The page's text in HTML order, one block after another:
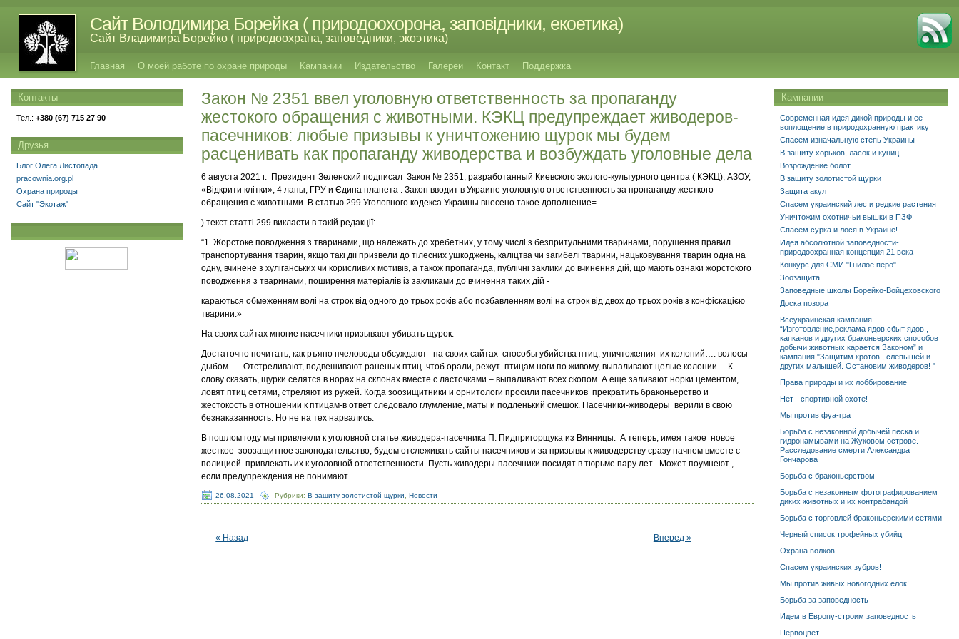
Сайт Володимира Борейка ( природоохорона, заповідники, екоетика)
Сайт Владимира Борейко ( природоохрана, заповедники, экоэтика)
Главная О моей работе по охране природы Кампании Издательство Галереи Контакт Поддержка
Закон № 2351 ввел уголовную ответственность за пропаганду
жестокого обращения с животными. КЭКЦ предупреждает живодеров-
пасечников: любые призывы к уничтожению щурок мы будем
расценивать как пропаганду живодерства и возбуждать уголовные дела
6 августа 2021 г. Президент Зеленский подписал Закон № 2351, разработанный Киевского эколого-культурного центра ( КЭКЦ), АЗОУ,
«Відкрити клітки», 4 лапы, ГРУ и Єдина планета . Закон вводит в Украине уголовную ответственность за пропаганду жесткого
обращения с животными. В статью 299 Уголовного кодекса Украины внесено такое дополнение=
) текст статті 299 викласти в такій редакції:
“1. Жорстоке поводження з тваринами, що належать до хребетних, у тому числі з безпритульними тваринами, порушення правил
транспортування тварин, якщо такі дії призвели до тілесних ушкоджень, каліцтва чи загибелі тварини, нацьковування тварин одна на
одну, вчинене з хуліганських чи корисливих мотивів, а також пропаганда, публічні заклики до вчинення дій, що мають ознаки жорстокого
поводження з тваринами, поширення матеріалів із закликами до вчинення таких дій -
караються обмеженням волі на строк від одного до трьох років або позбавленням волі на строк від двох до трьох років з конфіскацією
тварини.»
На своих сайтах многие пасечники призывают убивать щурок.
Достаточно почитать, как ръяно пчеловоды обсуждают на своих сайтах способы убийства птиц, уничтожения их колоний…. волосы
дыбом….. Отстреливают, подвешивают раненых птиц чтоб орали, режут птицам ноги по живому, выпаливают целые колонии… К
слову сказать, щурки селятся в норах на склонах вместе с ласточками – выпаливают всех скопом. А еще заливают норки цементом,
ловят птиц сетями, стреляют из ружей. Когда зоозищитники и орнитологи просили пасечников прекратить браконьерство и
жестокость в отношении к птицам-в ответ следовало глумление, маты и подленький смешок. Пасечники-живодеры верили в свою
безнаказанность. Но не на тех нарвались.
В пошлом году мы привлекли к уголовной статье живодера-пасечника П. Пидпригорщука из Винницы. А теперь, имея такое новое
жесткое зоозащитное законодательство, будем отслеживать сайты пасечников и за призывы к живодерству сразу начнем вместе с
полицией привлекать их к уголовной ответственности. Пусть живодеры-пасечники посидят в тюрьме пару лет . Может поумнеют ,
если предупреждения не понимают.
26.08.2021 Рубрики:В защиту золотистой щурки ,Новости
« Назад Вперед »
Кампании
Современная идея дикой природы и ее
воплощение в природохранную практику
Спасем изначальную степь Украины
В защиту хорьков, ласок и куниц
Возрождение болот
В защиту золотистой щурки
Защита акул
Спасем украинский лес и редкие растения
Уничтожим охотничьи вышки в ПЗФ
Спасем сурка и лося в Украине!
Идея абсолютной заповедности-
природоохранная концепция 21 века
Конкурс для СМИ "Гнилое перо"
Зоозащита
Заповедные школы Борейко-Войцеховского
Доска позора
Всеукраинская кампания
“Изготовление,реклама ядов,сбыт ядов ,
капканов и других браконьерских способов
добычи животных карается Законом” и
кампания "Защитим кротов , слепышей и
других малышей. Остановим живодеров! "
Права природы и их лоббирование
Нет - спортивной охоте!
Мы против фуа-гра
Борьба с незаконной добычей песка и
гидронамывами на Жуковом острове.
Расследование смерти Александра
Гончарова
Борьба с браконьерством
Борьба с незаконным фотографированием
диких животных и их контрабандой
Борьба с торговлей браконьерскими сетями
Черный список трофейных убийц
Охрана волков
Спасем украинских зубров!
Мы против живых новогодних елок!
Борьба за заповедность
Идем в Европу-строим заповедность
Первоцвет
Контакты
Тел.: +380 (67) 715 27 90
Друзья
Блог Олега Листопада
pracownia.org.pl
Охрана природы
Сайт "Экотаж"